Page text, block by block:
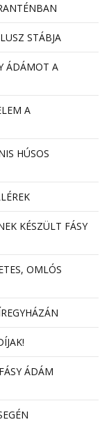
STÁBJA
ÁDÁMOT A
A
HÚSOS
KÉSZÜLT FÁSY
OMLÓS
ÁDÁM